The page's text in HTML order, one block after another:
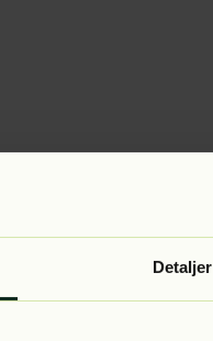
Detaljer